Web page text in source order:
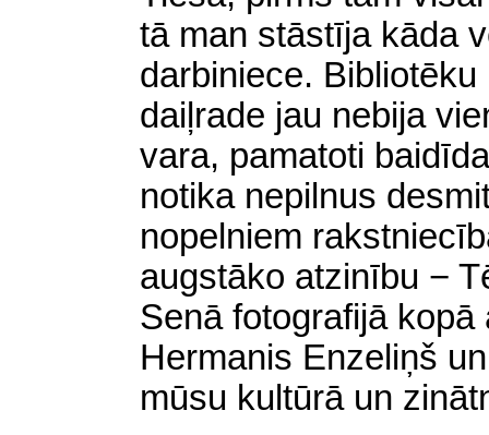
tā man stāstīja kāda
darbiniece.
daiļrade jau nebija
vara, pamatoti
notika nepilnus
nopelniem
augstāko atzinību −
Senā fotografijā
Hermanis Enzeliņš
mūsu kultūrā un